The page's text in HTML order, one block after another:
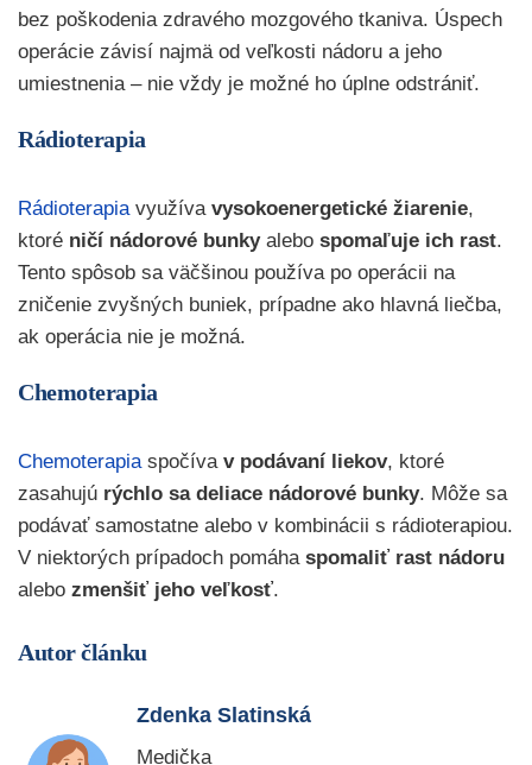
bez poškodenia zdravého mozgového tkaniva. Úspech
operácie závisí najmä od veľkosti nádoru a jeho
umiestnenia – nie vždy je možné ho úplne odstrániť.
Rádioterapia
Rádioterapia využíva vysokoenergetické žiarenie,
ktoré ničí nádorové bunkyalebo spomaľuje ich rast.
Tento spôsob sa väčšinou používa po operácii na
zničenie zvyšných buniek, prípadne ako hlavná liečba,
ak operácia nie je možná.
Chemoterapia
Chemoterapia spočíva v podávaní liekov, ktoré
zasahujú rýchlo sa deliace nádorové bunky. Môže sa
podávať samostatne alebo v kombinácii s rádioterapiou.
V niektorých prípadoch pomáha spomaliť rast nádoru
alebo zmenšiť jeho veľkosť.
Autor článku
Zdenka Slatinská
Medička